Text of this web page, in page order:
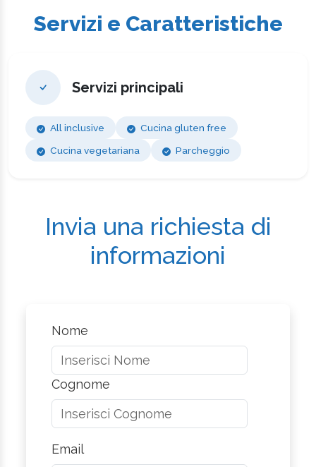
Servizi e Caratteristiche
Servizi principali
All inclusive
Cucina gluten free
Cucina vegetariana
Parcheggio
Invia una richiesta di
informazioni
Nome
Cognome
Email